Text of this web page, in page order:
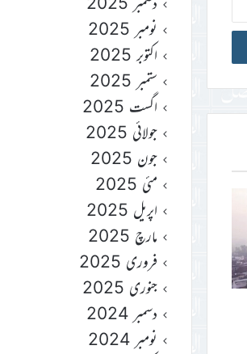
نومبر 2025
اکتوبر 2025
ستمبر 2025
اگست 2025
جولائی 2025
جون 2025
مئی 2025
اپریل 2025
مارچ 2025
فروری 2025
جنوری 2025
دسمبر 2024
نومبر 2024